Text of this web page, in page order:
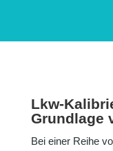
Lkw-
Grundlage
Bei einer Reihe